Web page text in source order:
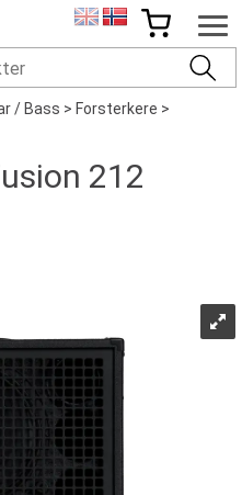
/ Bass>Forsterkere>
212